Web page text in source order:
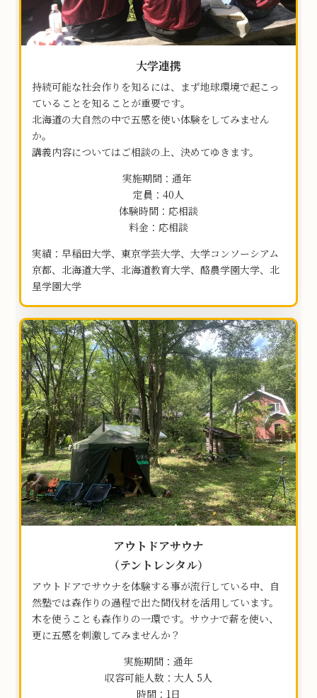
大学連携
持続可能な社会作りを知るには、 まず地球環境で起こっ
ていることを知ることが重要です｡
北海道の大自然の中で五感を使い体験をしてみません
か。
講義内容についてはご相談の上、決めてゆきます。
実施期間：通年
定員：40人
体験時間：応相談
料金：応相談
実績：早稲田大学、東京学芸大学、大学コンソーシアム
京都、北海道大学、北海道教育大学、酪農学園大学、北
星学園大学
グ
リ
ッ
ド
カ
ラ
ム
ア
イ
テ
ム
リ
ン
ク
アウトドアサウナ
（テントレンタル）
アウトドアでサウナを体験する事が流行している中、自
然塾では森作りの過程で出た間伐材を活用しています。
木を使うことも森作りの一環です。サウナで薪を使い、
更に五感を刺激してみませんか？
実施期間：通年
収容可能人数：大人 5人
時間：1日